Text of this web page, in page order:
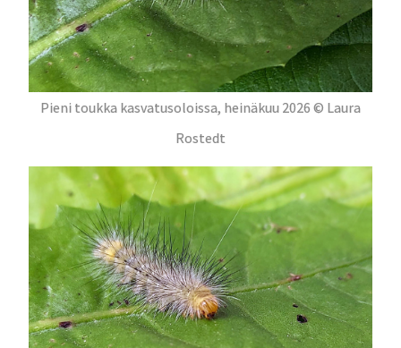
Pieni toukka kasvatusoloissa, heinäkuu 2026 © Laura
Rostedt